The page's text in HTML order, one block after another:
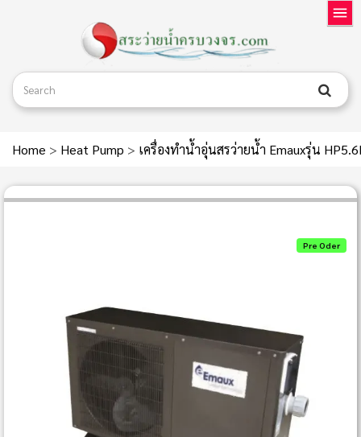
Home > Heat Pump > เครื่องทำน้ำอุ่นสรว่ายน้ำ Emauxรุ่น
Pre Oder